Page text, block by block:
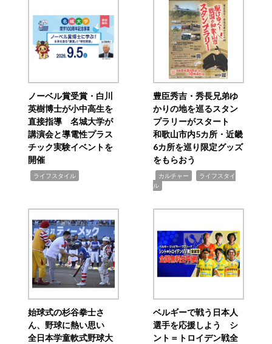
ノーベル賞受賞・白川
英樹博士が小中高生を
直接指導 名城大学が
講演会と導電性プラス
チック実験イベントを
開催
ライフスタイル
豊臣秀吉・秀長兄弟ゆ
かりの地を巡るスタン
プラリーがスタート
和歌山市内5カ所・近畿
6カ所を巡り限定グッズ
をもらおう
カルチャー
ライフスタイ
ル
始球式の杉谷拳士さ
ん、野球に熱い思い
全日本学童軟式野球大
ベルギーで戦う日本人
選手を応援しよう シ
ント＝トロイデン戦全